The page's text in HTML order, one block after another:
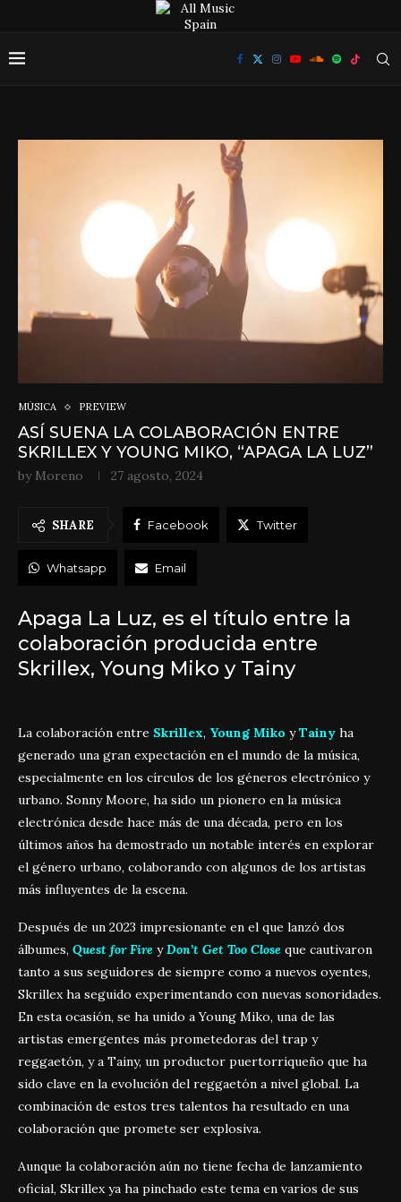
MÚSICA PREVIEW
ASÍ SUENA LA COLABORACIÓN ENTRE
SKRILLEX Y YOUNG MIKO, “APAGA LA LUZ”
by Moreno 27 agosto, 2024
SHARE Facebook Twitter
Whatsapp Email
Apaga La Luz, es el título entre la
colaboración producida entre
Skrillex, Young Miko y Tainy
La colaboración entre Skrillex, Young Miko yTainy ha
generado una gran expectación en el mundo de la música,
especialmente en los círculos de los géneros electrónico y
urbano. Sonny Moore, ha sido un pionero en la música
electrónica desde hace más de una década, pero en los
últimos años ha demostrado un notable interés en explorar
el género urbano, colaborando con algunos de los artistas
más influyentes de la escena.
Después de un 2023 impresionante en el que lanzó dos
álbumes, Quest for Fire yDon’t Get Too Close que cautivaron
tanto a sus seguidores de siempre como a nuevos oyentes,
Skrillex ha seguido experimentando con nuevas sonoridades.
En esta ocasión, se ha unido a Young Miko, una de las
artistas emergentes más prometedoras del trap y
reggaetón, y a Tainy, un productor puertorriqueño que ha
sido clave en la evolución del reggaetón a nivel global. La
combinación de estos tres talentos ha resultado en una
colaboración que promete ser explosiva.
Aunque la colaboración aún no tiene fecha de lanzamiento
oficial, Skrillex ya ha pinchado este tema en varios de sus